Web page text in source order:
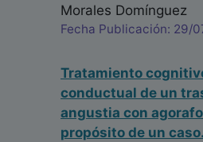
Morales Domínguez
Fecha Publicación: 29/
Tratamiento
conductual de un
angustia con
propósito de un caso.